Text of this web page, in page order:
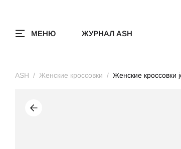
МЕНЮ ЖУРНАЛ ASH
ASH Женские кроссовки Женские кроссовки